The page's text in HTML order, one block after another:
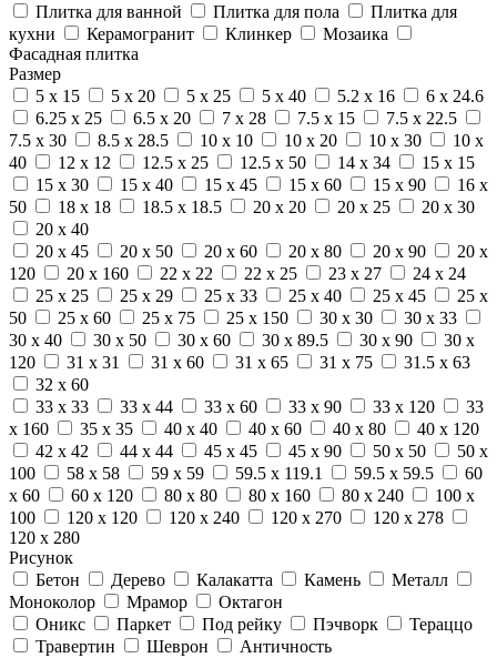
Плитка для ванной
Плитка для пола
Плитка для
кухни
Керамогранит Клинкер
Мозаика
Фасадная плитка
Размер
5 x 15
5 x 20 5 x 25 5 x 40 5.2 x 16
6 x 24.6
6.25 x 25
6.5 x 20 7 x 28 7.5 x 15
7.5 x 22.5
7.5 x 30
8.5 x 28.5 10 x 10 10 x 20 10 x 30
10 x
40
12 x 12 12.5 x 25 12.5 x 50 14 x 34
15 x 15
15 x 30
15 x 40 15 x 45 15 x 60 15 x 90
16 x
50
18 x 18 18.5 x 18.5 20 x 20 20 x 25
20 x 30
20 x 40
20 x 45
20 x 50 20 x 60 20 x 80 20 x 90
20 x
120
20 x 160 22 x 22 22 x 25 23 x 27
24 x 24
25 x 25
25 x 29 25 x 33 25 x 40 25 x 45
25 x
50
25 x 60 25 x 75 25 x 150 30 x 30
30 x 33
30 x 40
30 x 50 30 x 60 30 x 89.5 30 x 90
30 x
120
31 x 31 31 x 60 31 x 65 31 x 75
31.5 x 63
32 x 60
33 x 33
33 x 44 33 x 60 33 x 90 33 x 120
33
x 160
35 x 35 40 x 40 40 x 60 40 x 80
40 x 120
42 x 42
44 x 44 45 x 45 45 x 90 50 x 50
50 x
100
58 x 58 59 x 59 59.5 x 119.1 59.5 x 59.5
60
x 60
60 x 120 80 x 80 80 x 160 80 x 240
100 x
100
120 x 120 120 x 240 120 x 270
120 x 278
120 x 280
Рисунок
Бетон
Дерево Калакатта Камень
Металл
Моноколор
Мрамор
Октагон
Оникс
Паркет Под рейку Пэчворк
Тераццо
Травертин
Шеврон
Античность